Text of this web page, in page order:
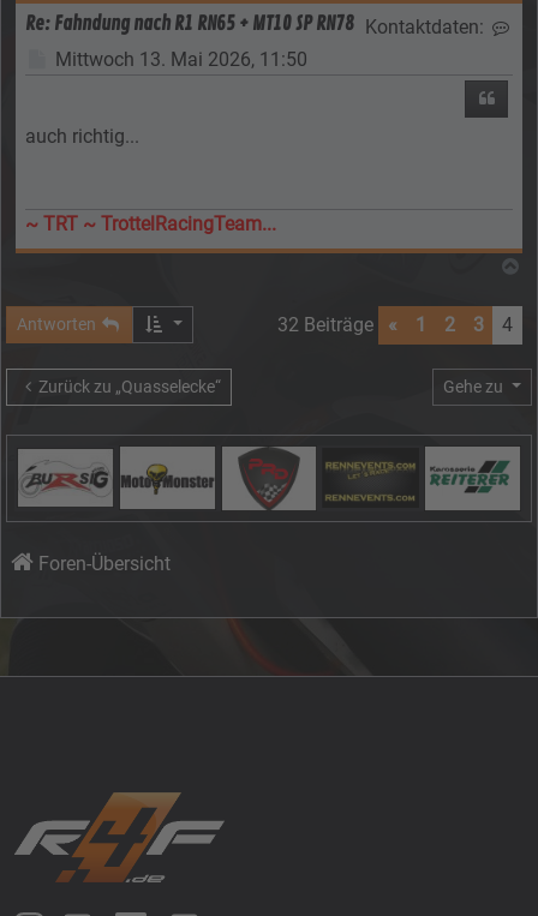
Re: Fahndung nach R1 RN65 + MT10 SP RN78 Kontaktdaten:
Beitrag
Mittwoch 13. Mai 2026, 11:50
auch richtig...
~ TRT ~ TrottelRacingTeam...
Antworten 32 Beiträge « 1 2 3 4
Zurück zu „Quasselecke“ Gehe zu
Foren-Übersicht